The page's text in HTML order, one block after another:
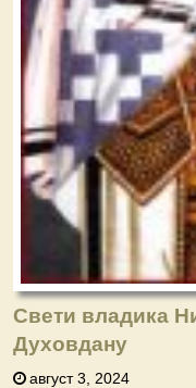
Свети владика
Духовдану
август 3, 2024